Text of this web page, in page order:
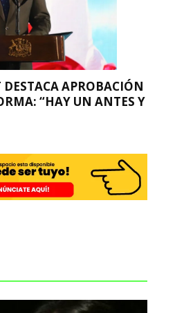
DESTACA APROBACIÓN
“HAY UN ANTES Y